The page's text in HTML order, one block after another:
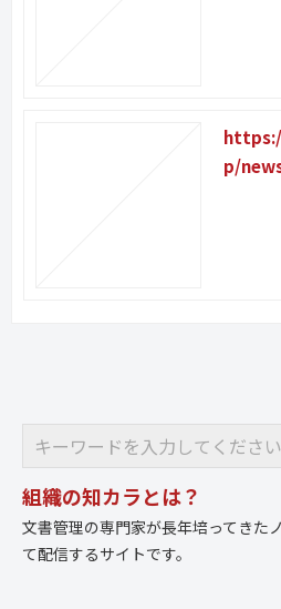
p/
組織の知カラとは？
文書管理の専門家が長年培ってきた
て配信するサイトです。